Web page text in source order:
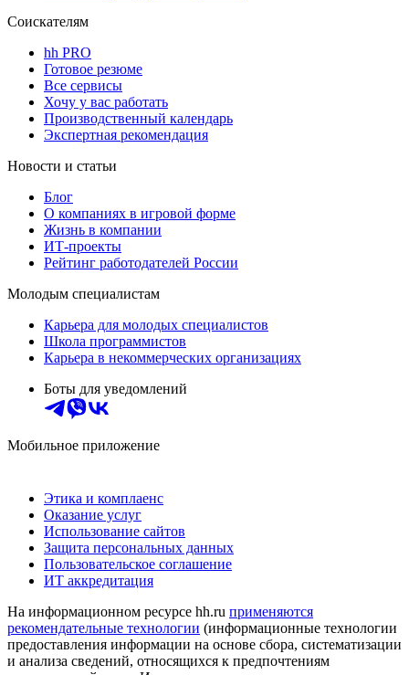
Соискателям
hh PRO
Готовое резюме
Все сервисы
Хочу у вас работать
Производственный календарь
Экспертная рекомендация
Новости и статьи
Блог
О компаниях в игровой форме
Жизнь в компании
ИТ-проекты
Рейтинг работодателей России
Молодым специалистам
Карьера для молодых специалистов
Школа программистов
Карьера в некоммерческих организациях
Боты для уведомлений
Мобильное приложение
Этика и комплаенс
Оказание услуг
Использование сайтов
Защита персональных данных
Пользовательское соглашение
ИТ аккредитация
На информационном ресурсе hh.ru применяются
рекомендательные технологии (информационные технологии
предоставления информации на основе сбора, систематизации
и анализа сведений, относящихся к предпочтениям